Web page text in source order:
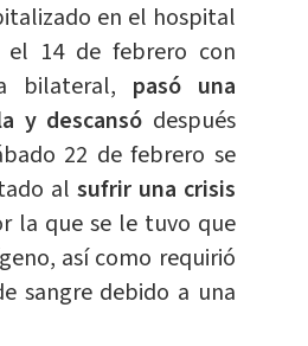
en el hospital
el 14 de febrero con
bilateral, pasó una
y descansó después
22 de febrero se
al sufrir una crisis
la que se le tuvo que
así como requirió
sangre debido a una